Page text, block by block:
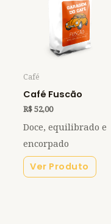
Café
Café Fuscão
R$52,00
Doce, equilibrado e
encorpado
Ver Produto